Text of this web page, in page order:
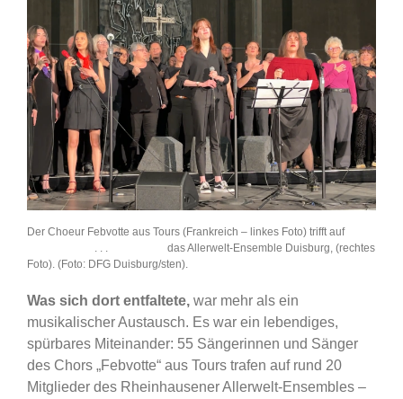
Der Choeur Febvotte aus Tours (Frankreich – linkes Foto) trifft auf
. . . das Allerwelt-Ensemble Duisburg, (rechtes
Foto). (Foto: DFG Duisburg/sten).
Was sich dort entfaltete,war mehr als ein
musikalischer Austausch. Es war ein lebendiges,
spürbares Miteinander: 55 Sängerinnen und Sänger
des Chors „Febvotte“ aus Tours trafen auf rund 20
Mitglieder des Rheinhausener Allerwelt-Ensembles –